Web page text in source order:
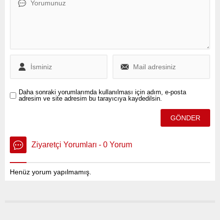
Daha sonraki yorumlarımda kullanılması için adım, e-posta
adresim ve site adresim bu tarayıcıya kaydedilsin.
Ziyaretçi Yorumları - 0 Yorum
Henüz yorum yapılmamış.